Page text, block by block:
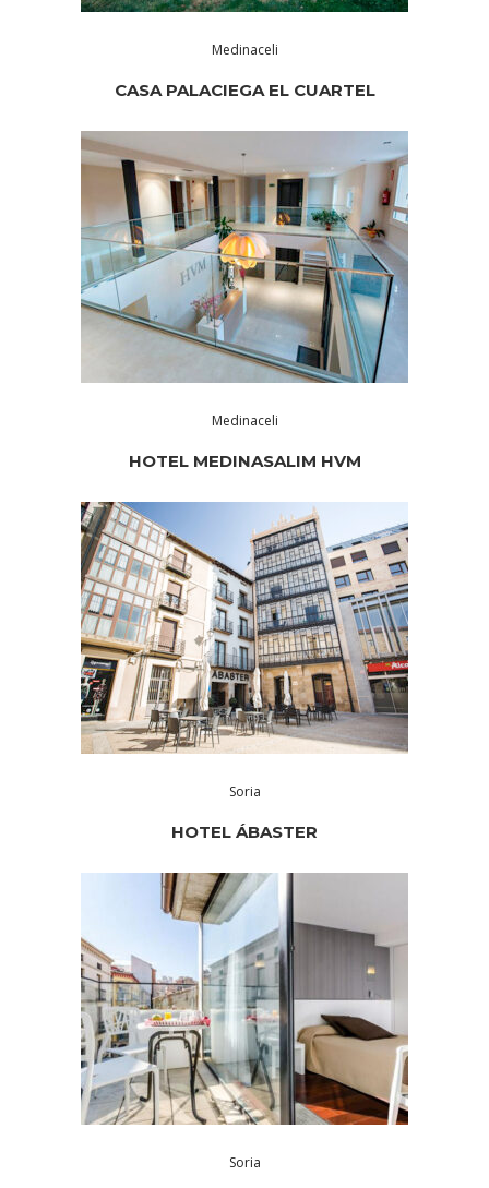
Medinaceli
CASA PALACIEGA EL CUARTEL
Medinaceli
HOTEL MEDINASALIM HVM
Soria
HOTEL ÁBASTER
Soria